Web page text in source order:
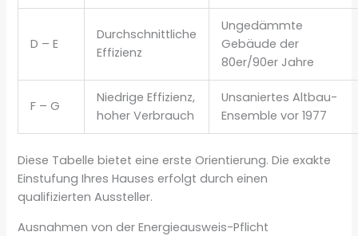
D – E
Durchschnittliche
Effizienz
Ungedämmte
Gebäude der
80er/90er Jahre
F – G
Niedrige Effizienz,
hoher Verbrauch
Unsaniertes Altbau-
Ensemble vor 1977
Diese Tabelle bietet eine erste Orientierung. Die exakte
Einstufung Ihres Hauses erfolgt durch einen
qualifizierten Aussteller.
Ausnahmen von der Energieausweis-Pflicht